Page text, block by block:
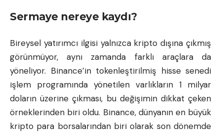
Sermaye nereye kaydı?
Bireysel yatırımcı ilgisi yalnızca kripto dışına çıkmış
görünmüyor, aynı zamanda farklı araçlara da
yöneliyor. Binance’in tokenleştirilmiş hisse senedi
işlem programında yönetilen varlıkların 1 milyar
doların üzerine çıkması, bu değişimin dikkat çeken
örneklerinden biri oldu. Binance, dünyanın en büyük
kripto para borsalarından biri olarak son dönemde